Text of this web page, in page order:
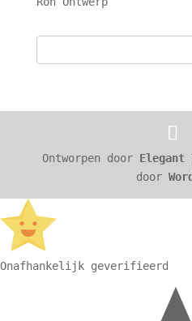
Ontworpen door Elegant
door
Onafhankelijk geverifieerd